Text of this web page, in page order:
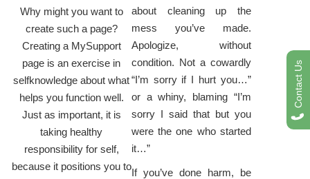
Why might you want to
create such a page?
Creating a MySupport
page is an exercise in
selfknowledge about what
helps you function well.
Just as important, it is
taking healthy
responsibility for self,
because it positions you to
about cleaning up the
mess you’ve made.
Apologize, without
condition. Not a cowardly
“I’m sorry if I hurt you…”
or a whiny, blaming “I’m
sorry I said that but you
were the one who started
it…”
If you’ve done harm, be
Contact Us